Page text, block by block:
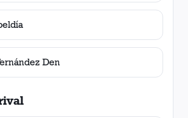
Den